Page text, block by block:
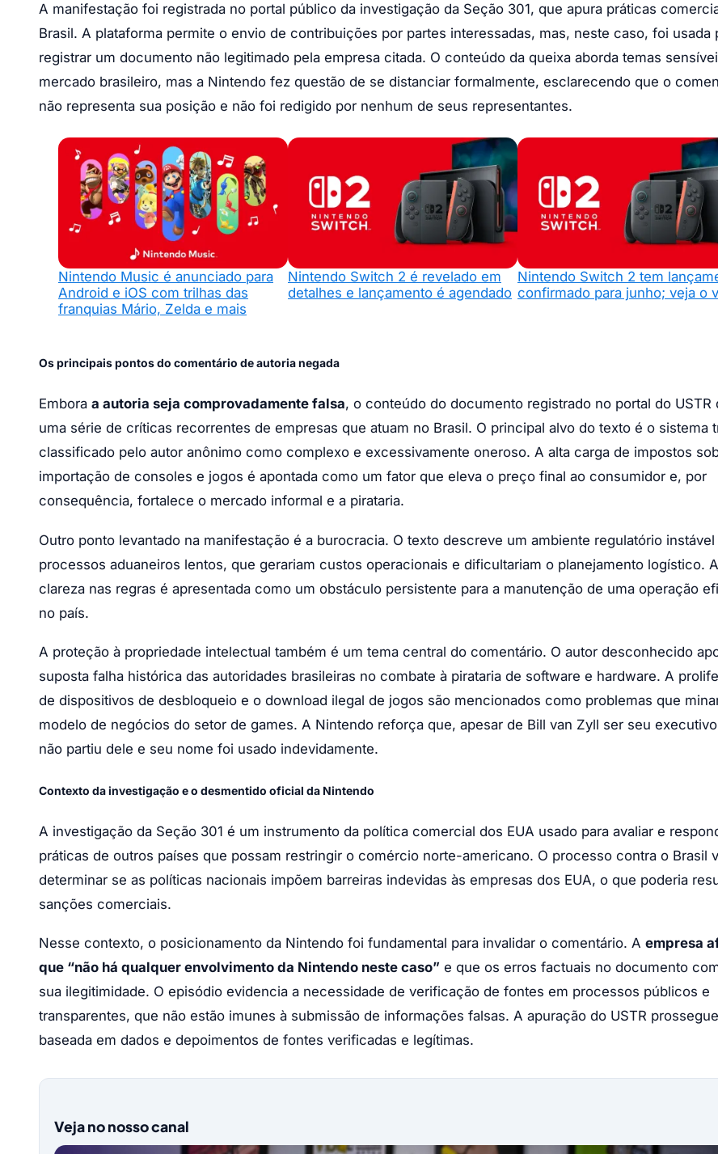
A manifestação foi registrada no portal público da investigação da Seção 301, que apura práticas
Brasil. A plataforma permite o envio de contribuições por partes interessadas, mas, neste caso, foi usada
registrar um documento não legitimado pela empresa citada. O conteúdo da queixa aborda temas
mercado brasileiro, mas a Nintendo fez questão de se distanciar formalmente, esclarecendo que o
não representa sua posição e não foi redigido por nenhum de seus representantes.
Nintendo Music é anunciado para
Android e iOS com trilhas das
franquias Mário, Zelda e mais
Nintendo Switch 2 é revelado em
detalhes e lançamento é agendado
Nintendo Switch 2 tem
confirmado para junho; veja o
Os principais pontos do comentário de autoria negada
Embora a autoria seja comprovadamente falsa, o conteúdo do documento registrado no portal do USTR
uma série de críticas recorrentes de empresas que atuam no Brasil. O principal alvo do texto é o sistema
classificado pelo autor anônimo como complexo e excessivamente oneroso. A alta carga de impostos
importação de consoles e jogos é apontada como um fator que eleva o preço final ao consumidor e, por
consequência, fortalece o mercado informal e a pirataria.
Outro ponto levantado na manifestação é a burocracia. O texto descreve um ambiente regulatório instável
processos aduaneiros lentos, que gerariam custos operacionais e dificultariam o planejamento logístico.
clareza nas regras é apresentada como um obstáculo persistente para a manutenção de uma operação
no país.
A proteção à propriedade intelectual também é um tema central do comentário. O autor desconhecido
suposta falha histórica das autoridades brasileiras no combate à pirataria de software e hardware. A
de dispositivos de desbloqueio e o download ilegal de jogos são mencionados como problemas que
modelo de negócios do setor de games. A Nintendo reforça que, apesar de Bill van Zyll ser seu
não partiu dele e seu nome foi usado indevidamente.
Contexto da investigação e o desmentido oficial da Nintendo
A investigação da Seção 301 é um instrumento da política comercial dos EUA usado para avaliar e
práticas de outros países que possam restringir o comércio norte-americano. O processo contra o Brasil
determinar se as políticas nacionais impõem barreiras indevidas às empresas dos EUA, o que poderia
sanções comerciais.
Nesse contexto, o posicionamento da Nintendo foi fundamental para invalidar o comentário. A empresa
que “não há qualquer envolvimento da Nintendo neste caso” e que os erros factuais no documento
sua ilegitimidade. O episódio evidencia a necessidade de verificação de fontes em processos públicos e
transparentes, que não estão imunes à submissão de informações falsas. A apuração do USTR
baseada em dados e depoimentos de fontes verificadas e legítimas.
Veja no nosso canal